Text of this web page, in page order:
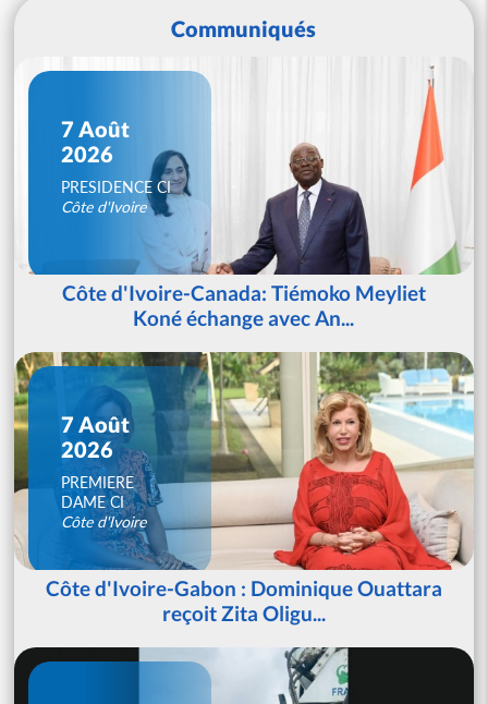
Communiqués
7 Août
2026
PRESIDENCE CI
Côte d'Ivoire
Côte d'Ivoire-Canada: Tiémoko Meyliet
Koné échange avec An...
7 Août
2026
PREMIERE
DAME CI
Côte d'Ivoire
Côte d'Ivoire-Gabon : Dominique Ouattara
reçoit Zita Oligu...